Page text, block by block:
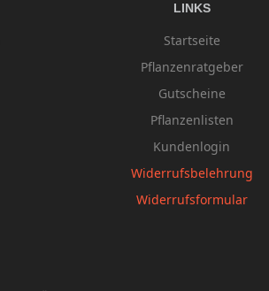
LINKS
Startseite
Pflanzenratgeber
Gutscheine
Pflanzenlisten
Kundenlogin
Widerrufsbelehrung
Widerrufsformular